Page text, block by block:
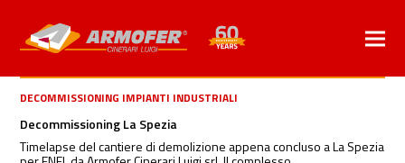
DECOMMISSIONING IMPIANTI INDUSTRIALI
Decommissioning La Spezia
Timelapse del cantiere di demolizione appena concluso a La Spezia